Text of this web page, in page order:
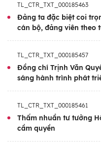
Đó là chiều sâu
và cũng là sức
Hồ Chí Minh. Tư
con đường giành
nước trong thế kỷ
sáng công cuộc
và bền vững
nguyên mới, khi
TL_CTR_TXT_000185463
Đảng ta đặc biệt coi
cán bộ, đảng viên theo
TL_CTR_TXT_000185457
Đồng chí Trịnh Văn
sáng hành trình phát
TL_CTR_TXT_000185461
Thấm nhuần tư tưởng
cầm quyền